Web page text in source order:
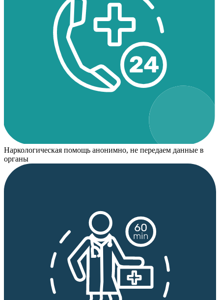
Наркологическая помощь анонимно, не передаем данные в
органы